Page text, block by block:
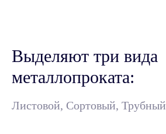
Выделяют три вида
металлопроката:
Листовой, Сортовый, Трубный